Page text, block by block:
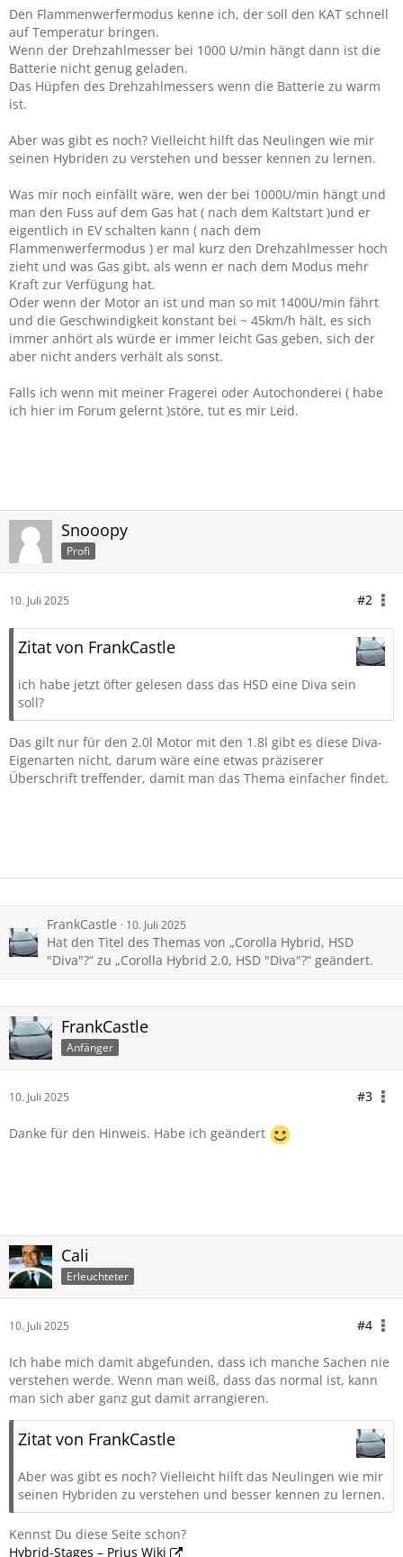
Den Flammenwerfermodus kenne ich, der soll den KAT schnell
auf Temperatur bringen.
Wenn der Drehzahlmesser bei 1000 U/min hängt dann ist die
Batterie nicht genug geladen.
Das Hüpfen des Drehzahlmessers wenn die Batterie zu warm
ist.
Aber was gibt es noch? Vielleicht hilft das Neulingen wie mir
seinen Hybriden zu verstehen und besser kennen zu lernen.
Was mir noch einfällt wäre, wen der bei 1000U/min hängt und
man den Fuss auf dem Gas hat ( nach dem Kaltstart )und er
eigentlich in EV schalten kann ( nach dem
Flammenwerfermodus ) er mal kurz den Drehzahlmesser hoch
zieht und was Gas gibt, als wenn er nach dem Modus mehr
Kraft zur Verfügung hat.
Oder wenn der Motor an ist und man so mit 1400U/min fährt
und die Geschwindigkeit konstant bei ~ 45km/h hält, es sich
immer anhört als würde er immer leicht Gas geben, sich der
aber nicht anders verhält als sonst.
Falls ich wenn mit meiner Fragerei oder Autochonderei ( habe
ich hier im Forum gelernt )störe, tut es mir Leid.
Snooopy
Profi
10. Juli 2025 #2
Zitat von FrankCastle
ich habe jetzt öfter gelesen dass das HSD eine Diva sein
soll?
Das gilt nur für den 2.0l Motor mit den 1.8l gibt es diese Diva-
Eigenarten nicht, darum wäre eine etwas präziserer
Überschrift treffender, damit man das Thema einfacher findet.
FrankCastle 10. Juli 2025
Hat den Titel des Themas von „Corolla Hybrid, HSD
"Diva"?“ zu „Corolla Hybrid 2.0, HSD "Diva"?“ geändert.
FrankCastle
Anfänger
10. Juli 2025 #3
Danke für den Hinweis. Habe ich geändert
Cali
Erleuchteter
10. Juli 2025 #4
Ich habe mich damit abgefunden, dass ich manche Sachen nie
verstehen werde. Wenn man weiß, dass das normal ist, kann
man sich aber ganz gut damit arrangieren.
Zitat von FrankCastle
Aber was gibt es noch? Vielleicht hilft das Neulingen wie mir
seinen Hybriden zu verstehen und besser kennen zu lernen.
Kennst Du diese Seite schon?
Hybrid-Stages – Prius Wiki